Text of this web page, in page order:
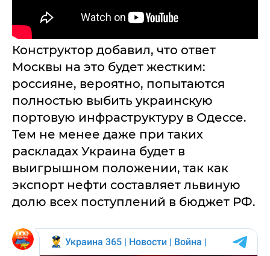
Конструктор добавил, что ответ
Москвы на это будет жестким:
россияне, вероятно, попытаются
полностью выбить украинскую
портовую инфраструктуру в Одессе.
Тем не менее даже при таких
раскладах Украина будет в
выигрышном положении, так как
экспорт нефти составляет львиную
долю всех поступлений в бюджет РФ.